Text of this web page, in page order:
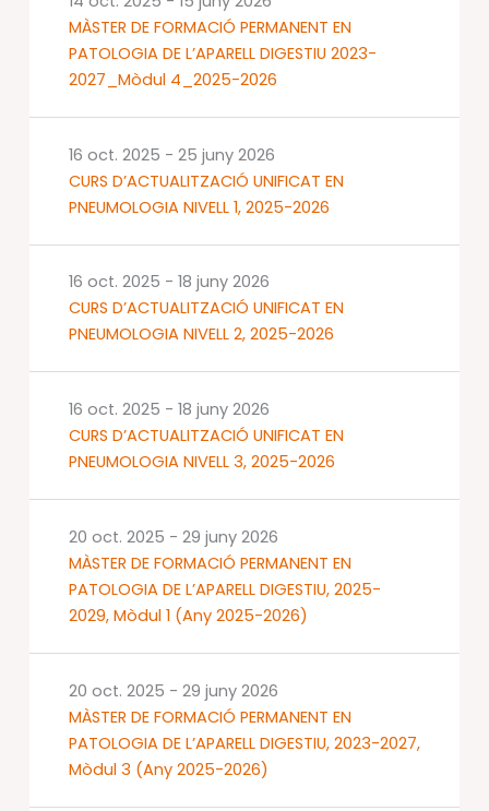
MÀSTER DE FORMACIÓ PERMANENT EN
PATOLOGIA DE L’APARELL DIGESTIU 2023-
2027_Mòdul 4_2025-2026
CURS D’ACTUALITZACIÓ UNIFICAT EN
PNEUMOLOGIA NIVELL 1, 2025-2026
16 oct. 2025 - 25 juny 2026
CURS D’ACTUALITZACIÓ UNIFICAT EN
PNEUMOLOGIA NIVELL 2, 2025-2026
16 oct. 2025 - 18 juny 2026
CURS D’ACTUALITZACIÓ UNIFICAT EN
PNEUMOLOGIA NIVELL 3, 2025-2026
16 oct. 2025 - 18 juny 2026
MÀSTER DE FORMACIÓ PERMANENT EN
PATOLOGIA DE L’APARELL DIGESTIU, 2025-
2029, Mòdul 1 (Any 2025-2026)
20 oct. 2025 - 29 juny 2026
MÀSTER DE FORMACIÓ PERMANENT EN
PATOLOGIA DE L’APARELL DIGESTIU, 2023-2027,
Mòdul 3 (Any 2025-2026)
20 oct. 2025 - 29 juny 2026